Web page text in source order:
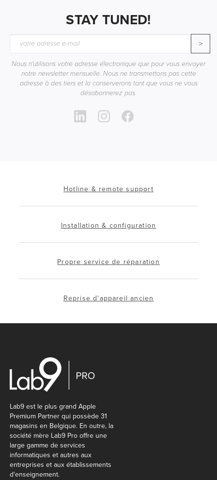
STAY TUNED!
>
Nous n'utilisons votre adresse électronique que pour vous envoyer
notre newsletter mensuelle. Nous ne transmettons pas cette
adresse à des tiers et la conserverons tant que vous ne vous
désabonnerez pas.
Hotline & remote support
Installation & configuration
Propre service de réparation
Reprise d'appareil ancien
Lab9 est le plus grand Apple
Premium Partner qui possède 31
magasins en Belgique. En outre, la
société mère Lab9 Pro offre une
large gamme de services
informatiques et autres aux
entreprises et aux établissements
d'enseignement.